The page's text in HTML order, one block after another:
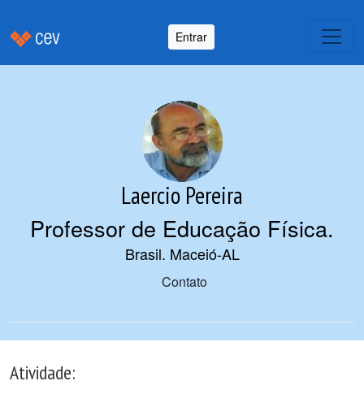
Entrar
Laercio Pereira
Professor de Educação Física.
Brasil. Maceió-AL
Contato
Atividade: